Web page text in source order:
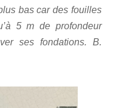
bas car des fouilles
5 m de profondeur
ses fondations. B.